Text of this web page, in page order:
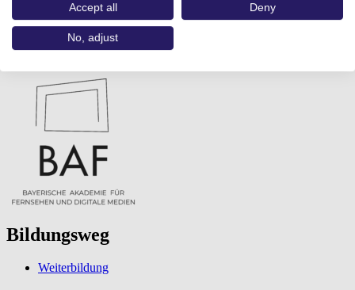
BAF Bayerische Akademie für Fernsehen und
Digitale Medien (BAF)
Bildungsweg
Weiterbildung
Accept all Deny
No, adjust